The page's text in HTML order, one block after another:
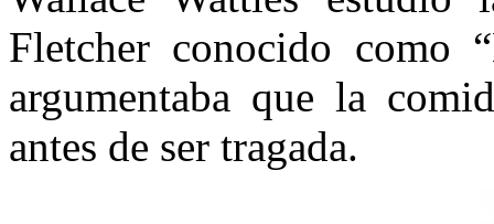
Fletcher conocido como
argumentaba que la
antes de ser tragada.